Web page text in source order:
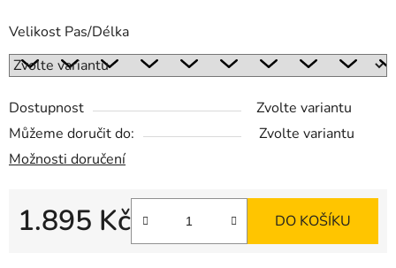
Velikost Pas/Délka
Dostupnost
Zvolte variantu
Můžeme doručit do:
Zvolte variantu
Možnosti doručení
1.895 Kč DO KOŠÍKU